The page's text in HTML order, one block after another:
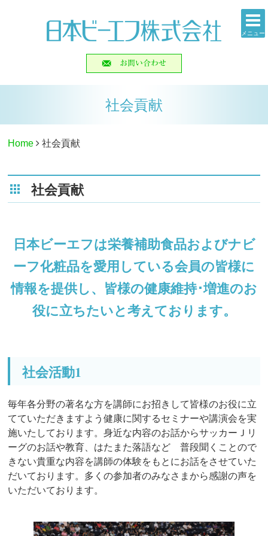
メニュー
社会貢献
Home 社会貢献
社会貢献
日本ビーエフは栄養補助食品およびナビ
ーフ化粧品を愛用している会員の皆様に
情報を提供し、皆様の健康維持･増進のお
役に立ちたいと考えております。
社会活動1
毎年各分野の著名な方を講師にお招きして皆様のお役に立
てていただきますよう健康に関するセミナーや講演会を実
施いたしております。身近な内容のお話からサッカーＪリ
ーグのお話や教育、はたまた落語など 普段聞くことので
きない貴重な内容を講師の体験をもとにお話をさせていた
だいております。多くの参加者のみなさまから感謝の声を
いただいております。